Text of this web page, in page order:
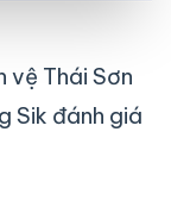
vệ Thái Sơn
Sik đánh giá